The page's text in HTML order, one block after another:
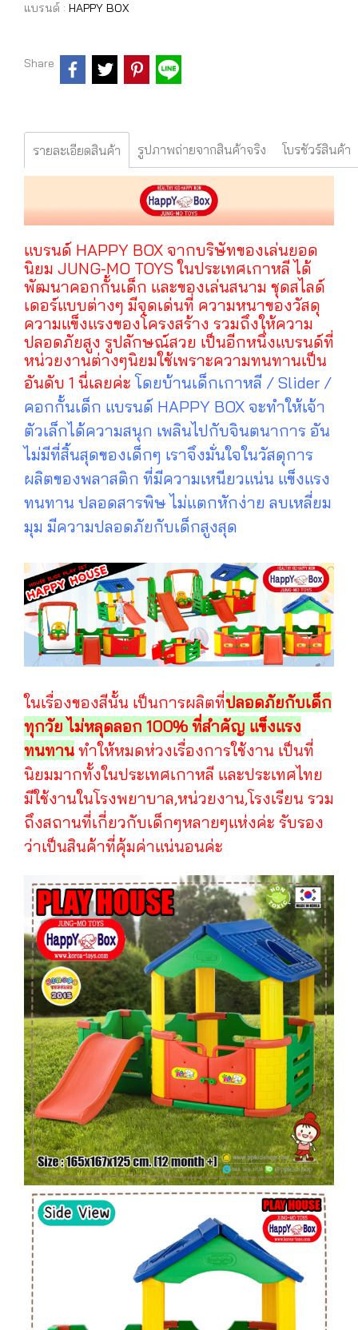
แบรนด์ : HAPPY BOX
Share
รายละเอียดสินค้า รูปภาพถ่ายจากสินค้าจริง โบรชัวร์สินค้า
แบรนด์ HAPPY BOX จากบริษัทของเล่นยอด
นิยม JUNG-MO TOYS ในประเทศเกาหลี ได้
พัฒนาคอกกั้นเด็ก และของเล่นสนาม ชุดสไลด์
เดอร์แบบต่างๆ มีจุดเด่นที่ ความหนาของวัสดุ
ความแข็งแรงของโครงสร้าง รวมถึงให้ความ
ปลอดภัยสูง รูปลักษณ์สวย เป็นอีกหนึ่งแบรนด์ที่
หน่วยงานต่างๆนิยมใช้เพราะความทนทานเป็น
อันดับ 1 นี่เลยค่ะโดยบ้านเด็กเกาหลี / Slider /
คอกกั้นเด็ก แบรนด์ HAPPY BOX จะทำให้เจ้า
ตัวเล็กได้ความสนุก เพลินไปกับจินตนาการ อัน
ไม่มีที่สิ้นสุดของเด็กๆ เราจึงมั่นใจในวัสดุการ
ผลิตของพลาสติก ที่มีความเหนียวแน่น แข็งแรง
ทนทาน ปลอดสารพิษ ไม่แตกหักง่าย ลบเหลี่ยม
มุม มีความปลอดภัยกับเด็กสูงสุด
ในเรื่องของสีนั้น เป็นการผลิตที่ปลอดภัยกับเด็ก
ทุกวัย ไม่หลุดลอก 100% ที่สำคัญ แข็งแรง
ทนทาน ทำให้หมดห่วงเรื่องการใช้งาน เป็นที่
นิยมมากทั้งในประเทศเกาหลี และประเทศไทย
มีใช้งานในโรงพยาบาล,หน่วยงาน,โรงเรียน รวม
ถึงสถานที่เกี่ยวกับเด็กๆหลายๆแห่งค่ะ รับรอง
ว่าเป็นสินค้าที่คุ้มค่าแน่นอนค่ะ